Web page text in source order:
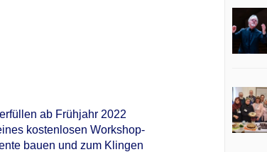
ab Frühjahr 2022
kostenlosen Workshop-
bauen und zum Klingen